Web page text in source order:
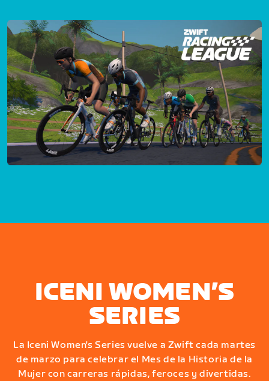
ICENI WOMEN’S
SERIES
La Iceni Women's Series vuelve a Zwift cada martes
de marzo para celebrar el Mes de la Historia de la
Mujer con carreras rápidas, feroces y divertidas.